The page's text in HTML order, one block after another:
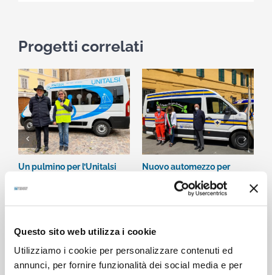
Questo sito web utilizza i cookie
Utilizziamo i cookie per personalizzare contenuti ed
annunci, per fornire funzionalità dei social media e per
Progetti correlati
Un pulmino per l’Unitalsi
Nuovo automezzo per
trasporto disabili della AP
14 Giugno 2021